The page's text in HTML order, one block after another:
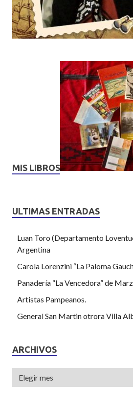
MIS LIBROS
ULTIMAS ENTRADAS
Luan Toro (Departamento
Argentina
Carola Lorenzini “La Paloma
Panadería “La Vencedora” de
Artistas Pampeanos.
General San Martin otrora Villa
ARCHIVOS